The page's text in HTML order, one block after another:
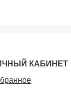
КАБИНЕТ